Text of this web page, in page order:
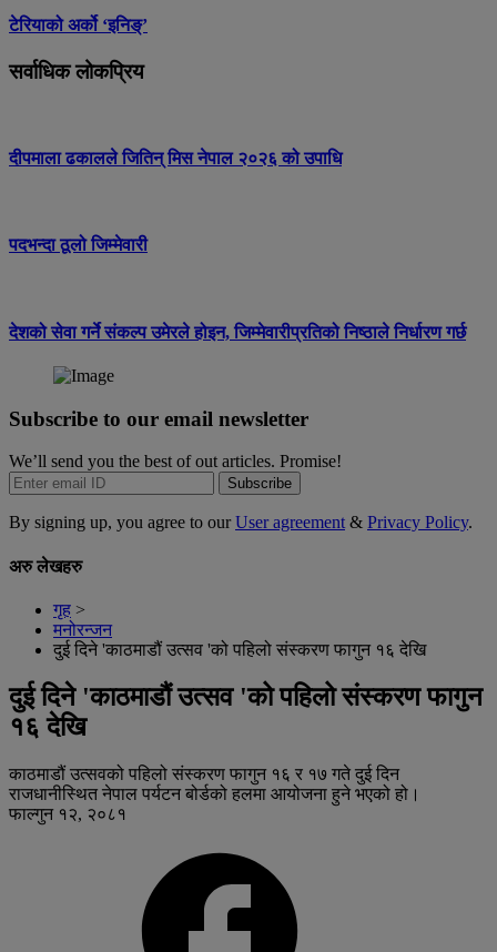
टेरियाको अर्को ‘इनिङ्’
सर्वाधिक लोकप्रिय
दीपमाला ढकालले जितिन् मिस नेपाल २०२६ को उपाधि
पदभन्दा ठूलो जिम्मेवारी
देशको सेवा गर्ने संकल्प उमेरले होइन, जिम्मेवारीप्रतिको निष्ठाले निर्धारण गर्छ
Subscribe to our email newsletter
We’ll send you the best of out articles. Promise!
Subscribe
By signing up, you agree to ourUser agreement& Privacy Policy.
अरु लेखहरु
गृह >
मनोरन्जन
दुई दिने 'काठमाडौं उत्सव 'को पहिलो संस्करण फागुन १६ देखि
दुई दिने 'काठमाडौं उत्सव 'को पहिलो संस्करण फागुन
१६ देखि
काठमाडौं उत्सवको पहिलो संस्करण फागुन १६ र १७ गते दुई दिन
राजधानीस्थित नेपाल पर्यटन बोर्डको हलमा आयोजना हुने भएको हो।
फाल्गुन १२, २०८१